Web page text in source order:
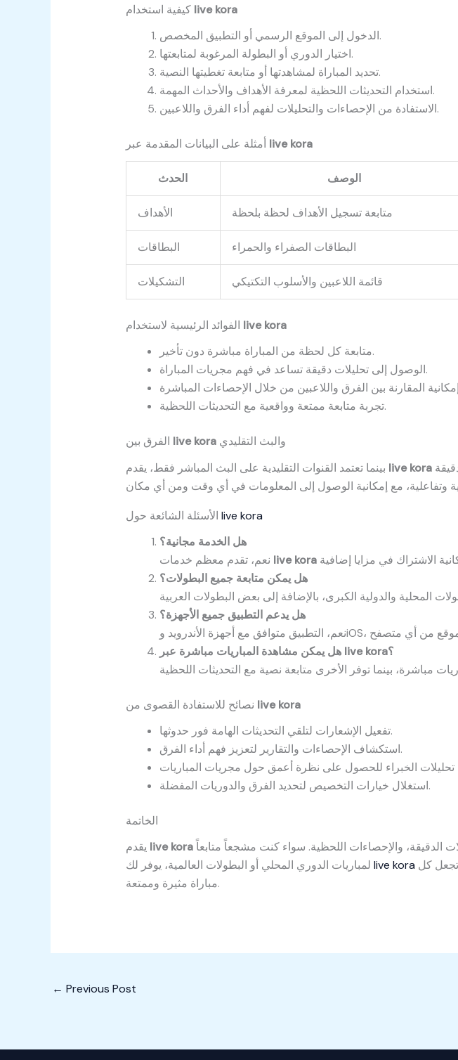
كيفية استخدام live kora
الدخول إلى الموقع الرسمي أو التطبيق المخصص.
اختيار الدوري أو البطولة المرغوبة لمتابعتها.
تحديد المباراة لمشاهدتها أو متابعة تغطيتها النصية.
استخدام التحديثات اللحظية لمعرفة الأهداف والأحداث المهمة.
الاستفادة من الإحصاءات والتحليلات لفهم أداء الفرق واللاعبين.
live kora
الحدث الوصف
الأهداف متابعة تسجيل الأهداف لحظة بلحظة
البطاقات البطاقات الصفراء والحمراء
التشكيلات قائمة اللاعبين والأسلوب التكتيكي
live kora
متابعة كل لحظة من المباراة مباشرة دون تأخير.
الوصول إلى تحليلات دقيقة تساعد في فهم مجريات المباراة.
تجربة متابعة ممتعة وواقعية مع التحديثات اللحظية.
live kora والبث التقليدي
live koraتجربة متكاملة تشمل النتائج اللحظية، التحليلات، الإحصاءات، ومتابعة الأحداث الدقيقة
live kora
هل الخدمة مجانية؟
live kora
هل يمكن متابعة جميع البطولات؟
هل يدعم التطبيق جميع الأجهزة؟
هل يمكن مشاهدة المباريات مباشرة عبر live kora؟
live kora
تفعيل الإشعارات لتلقي التحديثات الهامة فور حدوثها.
استكشاف الإحصاءات والتقارير لتعزيز فهم أداء الفرق.
استغلال خيارات التخصيص لتحديد الفرق والدوريات المفضلة.
الخاتمة
live koraتجربة متكاملة لكل عشاق كرة القدم، حيث يجمع بين التغطية الحية، التحليلات الدقيقة، والإحصاءات اللحظية. سواء كنت مشجعاً متابعاً
live kora
مباراة مثيرة وممتعة.
← Previous Post